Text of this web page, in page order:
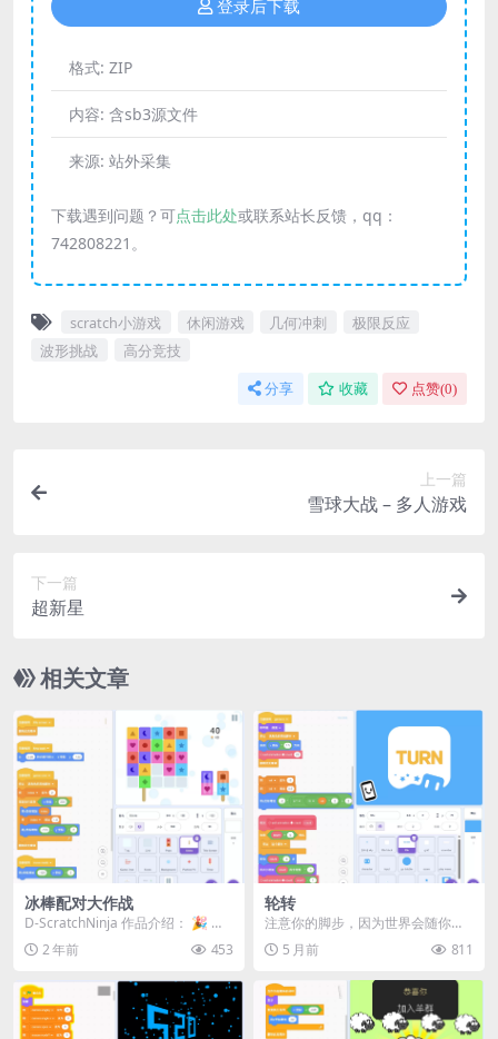
登录后下载
格式: ZIP
内容: 含sb3源文件
来源: 站外采集
下载遇到问题？可点击此处或联系站长反馈，qq：
742808221。
scratch小游戏 休闲游戏 几何冲刺
极限反应
波形挑战
高分竞技
分享 收藏 点赞(0)
上一篇
雪球大战 – 多人游戏
下一篇
超新星
相关文章
冰棒配对大作战
D-ScratchNinja 作品介绍： 🎉 欢
迎来到《冰棒配对大作战》！ 🍦 ...
2 年前 453
轮转
注意你的脚步，因为世界会随你一
同转动…… 就在《轮转》中！ 🎮 控
制方式 方向键...
5 月前 811